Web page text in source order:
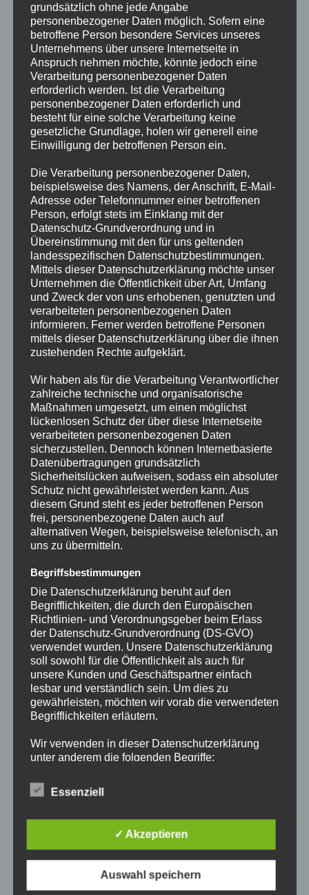
in den vergangenen Monaten fanden einige
Jahreshauptversammlungen bei den Ortsclubs statt, bei
denen zum einen der alte Vorstand wiedergewählt wurde und
bei einigen ein neuer Vorstand gewählt wurde. Allen
wiedergewählten…
KOMMENTARE DEAKTIVIERTFÜR
HALLO
LIEBE
CAMPINGFREUNDINNEN
CAMPINGFREUNDE
DES
LV
RUHR-
NIEDERRHEIN,
LV NACHRICHTEN
Hallo liebe Campingfreundinnen
und Campingfreunde des LV Ruhr-
Niederrhein,
am 28. März findet die Jahreshauptversammlung des
Landesverbandes Ruhr-Niederrhein e.V. in Alpen statt, zu der
die Delegierten herzlich eingeladen sind. Eine schriftliche
Einladung ist über den Clubausschuss an die Delegierten…
KOMMENTARE DEAKTIVIERTFÜR
HALLO
LIEBE
CAMPINGFREUNDINNEN
UND
CAMPINGFREUNDE
DES
LV
RUHR-
NIEDERRHEIN,
1. MÄRZ 2026
LV NACHRICHTEN
Hallo liebe Campingfreundinnen
und Campingfreunde des LV Ruhr-
Niederrhein,
nachfolgend wie immer in den ersten Monaten des neuen
Februar 2025 um 19:30 Uhr findet die CA-Sitzung des
Landesverbandes in Alpen statt, zu…
KOMMENTARE DEAKTIVIERTFÜR
HALLO
LIEBE
CAMPINGFREUNDINNEN
UND
CAMPINGFREUNDE
DES
RUHR-
NIEDERRHEIN,
1. FEBRUAR 2026
LV NACHRICHTEN
Liebe Campingfreundinnen und -
freunde,
allen Mitgliedern, allen Freundinnen und Freunden des LV
das neue Jahr Gesundheit…
LIEBE
CAMPINGFREUNDINNEN
grundsätzlich ohne jede Angabe
personenbezogener Daten möglich. Sofern eine
betroffene Person besondere Services unseres
Unternehmens über unsere Internetseite in
Anspruch nehmen möchte, könnte jedoch eine
Verarbeitung personenbezogener Daten
erforderlich werden. Ist die Verarbeitung
personenbezogener Daten erforderlich und
besteht für eine solche Verarbeitung keine
gesetzliche Grundlage, holen wir generell eine
Einwilligung der betroffenen Person ein.
Die Verarbeitung personenbezogener Daten,
beispielsweise des Namens, der Anschrift, E-Mail-
Adresse oder Telefonnummer einer betroffenen
Person, erfolgt stets im Einklang mit der
Datenschutz-Grundverordnung und in
Übereinstimmung mit den für uns geltenden
landesspezifischen Datenschutzbestimmungen.
Mittels dieser Datenschutzerklärung möchte unser
Unternehmen die Öffentlichkeit über Art, Umfang
und Zweck der von uns erhobenen, genutzten und
verarbeiteten personenbezogenen Daten
informieren. Ferner werden betroffene Personen
mittels dieser Datenschutzerklärung über die ihnen
zustehenden Rechte aufgeklärt.
Wir haben als für die Verarbeitung Verantwortlicher
zahlreiche technische und organisatorische
Maßnahmen umgesetzt, um einen möglichst
lückenlosen Schutz der über diese Internetseite
verarbeiteten personenbezogenen Daten
sicherzustellen. Dennoch können Internetbasierte
Datenübertragungen grundsätzlich
Sicherheitslücken aufweisen, sodass ein absoluter
Schutz nicht gewährleistet werden kann. Aus
diesem Grund steht es jeder betroffenen Person
frei, personenbezogene Daten auch auf
alternativen Wegen, beispielsweise telefonisch, an
uns zu übermitteln.
Begriffsbestimmungen
Die Datenschutzerklärung beruht auf den
Begrifflichkeiten, die durch den Europäischen
Richtlinien- und Verordnungsgeber beim Erlass
der Datenschutz-Grundverordnung (DS-GVO)
verwendet wurden. Unsere Datenschutzerklärung
soll sowohl für die Öffentlichkeit als auch für
unsere Kunden und Geschäftspartner einfach
lesbar und verständlich sein. Um dies zu
gewährleisten, möchten wir vorab die verwendeten
Begrifflichkeiten erläutern.
Wir verwenden in dieser Datenschutzerklärung
unter anderem die folgenden Begriffe:
a) personenbezogene Daten
Informationen, die sich auf eine identifizierte
oder identifizierbare natürliche Person (im
identifizierbar wird eine natürliche Person
angesehen, die direkt oder indirekt,
Essenziell
✓ Akzeptieren
Auswahl speichern